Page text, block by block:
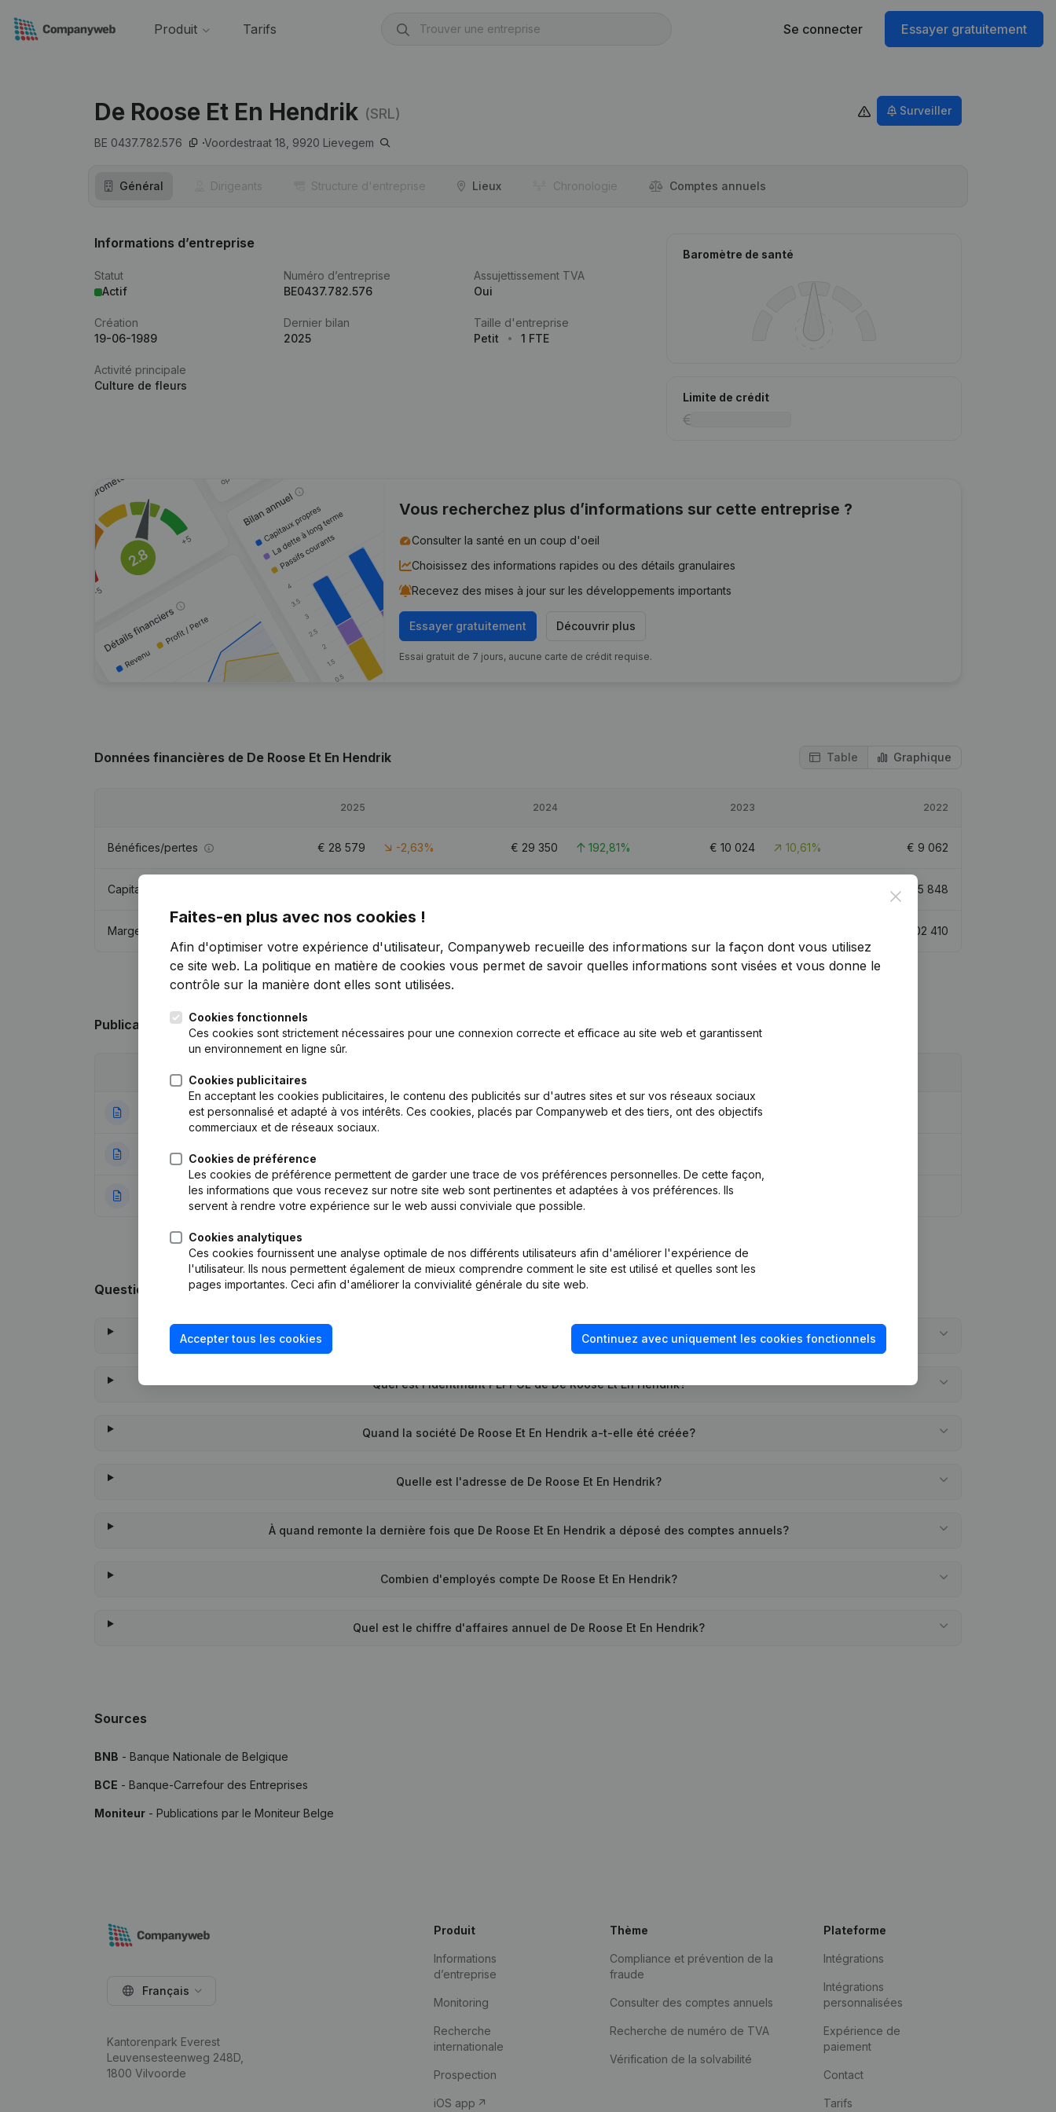
Produit Tarifs Se connecter Essayer gratuitement
De Roose Et En Hendrik (SRL)
BE 0437.782.576 Voordestraat 18, 9920 Lievegem
Surveiller
Général Dirigeants Structure d'entreprise Lieux Chronologie Comptes annuels
Informations d’entreprise
Statut
Actif
Numéro d’entreprise
BE0437.782.576
Assujettissement TVA
Oui
Création
19-06-1989
Dernier bilan
2025
Taille d'entreprise
Petit
1 FTE
Activité principale
Culture de fleurs
Baromètre de santé
Limite de crédit
Vous recherchez plus d’informations sur cette entreprise ?
Consulter la santé en un coup d'oeil
Choisissez des informations rapides ou des détails granulaires
Recevez des mises à jour sur les développements importants
Essayer gratuitement Découvrir plus
Essai gratuit de 7 jours, aucune carte de crédit requise.
Données financières de De Roose Et En Hendrik Table Graphique
2025 2024 2023 2022
Bénéfices/pertes € 28 579 -2,63% € 29 350 192,81% € 10 024 10,61% € 9 062
Capitaux propres € 315 848
Marge brute 102 410
Publicationsde De Roose Et En Hendrik
Publication
10-01-2024 Modification(s) Statuts(NL)
16-01-2019 Siège Social
23-02-2004 Modification Appellation Modification(s) Statuts Conversion en Euro(NL)
Questions fréquemment posées
Quel est le numéro de TVA de De Roose Et En Hendrik?
Quel est l'identifiant PEPPOL de De Roose Et En Hendrik?
Quand la société De Roose Et En Hendrik a-t-elle été créée?
Quelle est l'adresse de De Roose Et En Hendrik?
À quand remonte la dernière fois que De Roose Et En Hendrik a déposé des comptes annuels?
Combien d'employés compte De Roose Et En Hendrik?
Quel est le chiffre d'affaires annuel de De Roose Et En Hendrik?
Sources
BNB - Banque Nationale de Belgique
BCE - Banque-Carrefour des Entreprises
Moniteur - Publications par le Moniteur Belge
Close
Faites-en plus avec nos cookies !
Afin d'optimiser votre expérience d'utilisateur, Companyweb recueille des informations sur la façon dont vous utilisez
ce site web. La politique en matière de cookies vous permet de savoir quelles informations sont visées et vous donne le
contrôle sur la manière dont elles sont utilisées.
Cookies fonctionnels
Ces cookies sont strictement nécessaires pour une connexion correcte et efficace au site web et garantissent
un environnement en ligne sûr.
Cookies publicitaires
En acceptant les cookies publicitaires, le contenu des publicités sur d'autres sites et sur vos réseaux sociaux
est personnalisé et adapté à vos intérêts. Ces cookies, placés par Companyweb et des tiers, ont des objectifs
commerciaux et de réseaux sociaux.
Cookies de préférence
Les cookies de préférence permettent de garder une trace de vos préférences personnelles. De cette façon,
les informations que vous recevez sur notre site web sont pertinentes et adaptées à vos préférences. Ils
servent à rendre votre expérience sur le web aussi conviviale que possible.
Cookies analytiques
Ces cookies fournissent une analyse optimale de nos différents utilisateurs afin d'améliorer l'expérience de
l'utilisateur. Ils nous permettent également de mieux comprendre comment le site est utilisé et quelles sont les
pages importantes. Ceci afin d'améliorer la convivialité générale du site web.
Accepter tous les cookies Continuez avec uniquement les cookies fonctionnels
Français
Kantorenpark Everest
Leuvensesteenweg 248D,
1800 Vilvoorde
Produit
Informations
d’entreprise
Monitoring
Recherche
internationale
Prospection
iOS app
Thème
Compliance et prévention de la
fraude
Consulter des comptes annuels
Recherche de numéro de TVA
Vérification de la solvabilité
Plateforme
Intégrations
Intégrations
personnalisées
Expérience de
paiement
Contact
Tarifs